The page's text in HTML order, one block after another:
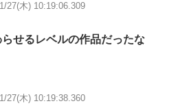
27(木) 10:19:06.309
せるレベルの作品だったな
27(木) 10:19:38.360